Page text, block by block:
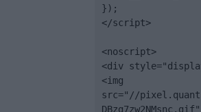
});
</script>
<noscript>
<div
<img
src="//